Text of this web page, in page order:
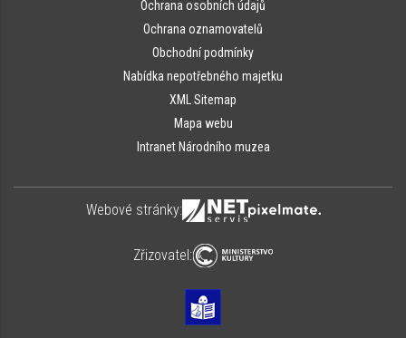
Ochrana osobních údajů
Ochrana oznamovatelů
Obchodní podmínky
Nabídka nepotřebného majetku
XML Sitemap
Mapa webu
Intranet Národního muzea
Webové stránky:
Zřizovatel: